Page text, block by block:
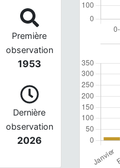
Première
observation
1953
Dernière
observation
2026